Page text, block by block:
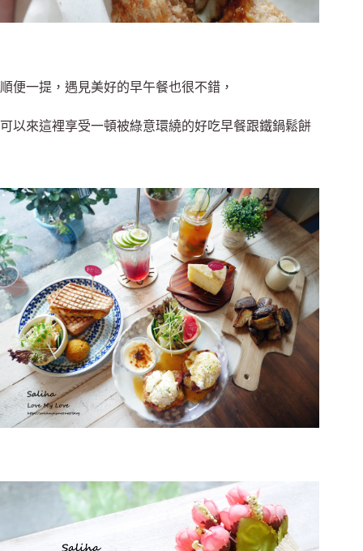
順便一提，遇見美好的早午餐也很不錯，
可以來這裡享受一頓被綠意環繞的好吃早餐跟鐵鍋鬆餅